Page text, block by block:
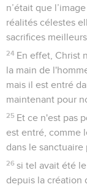
n’était que
réalités célestes
sacrifices
24 En effet, Christ
la main de
mais il est entré
maintenant pour
25 Et ce n'est pas
est entré, comme
dans le
26 si tel avait été
depuis la création